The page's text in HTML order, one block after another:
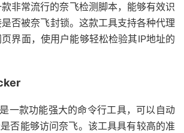
非常流行的奈飞检测脚本，能够有效识
否被奈飞封锁。这款工具支持各种代理
界面，使用户能够轻松检验其IP地址的
一款功能强大的命令行工具，可以自动
否能够访问奈飞。该工具具有较高的准